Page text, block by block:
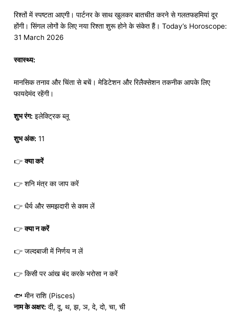
रिश्तों में स्पष्टता आएगी। पार्टनर के साथ खुलकर बातचीत करने से गलतफहमियां दूर
होंगी। सिंगल लोगों के लिए नया रिश्ता शुरू होने के संकेत हैं। Today’s Horoscope:
31 March 2026
स्वास्थ्य:
मानसिक तनाव और चिंता से बचें। मेडिटेशन और रिलैक्सेशन तकनीक आपके लिए
फायदेमंद रहेंगी।
शुभ रंग: इलेक्ट्रिक ब्लू
शुभ अंक: 11
👉क्या करें
👉 शनि मंत्र का जाप करें
👉 धैर्य और समझदारी से काम लें
👉क्या न करें
👉 जल्दबाजी में निर्णय न लें
👉 किसी पर आंख बंद करके भरोसा न करें
🐟 मीन राशि (Pisces)
नाम के अक्षर: दी, दू, थ, झ, ञ, दे, दो, चा, ची